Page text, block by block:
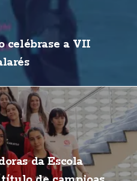
celébrase a VII
da Escola